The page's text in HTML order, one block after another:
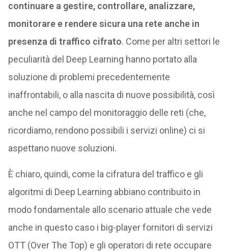
continuare a gestire, controllare, analizzare,
monitorare e rendere sicura una rete anche in
presenza di traffico cifrato. Come per altri settori le
peculiarità del Deep Learning hanno portato alla
soluzione di problemi precedentemente
inaffrontabili, o alla nascita di nuove possibilità, così
anche nel campo del monitoraggio delle reti (che,
ricordiamo, rendono possibili i servizi online) ci si
aspettano nuove soluzioni.
È chiaro, quindi, come la cifratura del traffico e gli
algoritmi di Deep Learning abbiano contribuito in
modo fondamentale allo scenario attuale che vede
anche in questo caso i big-player fornitori di servizi
OTT (Over The Top) e gli operatori di rete occupare